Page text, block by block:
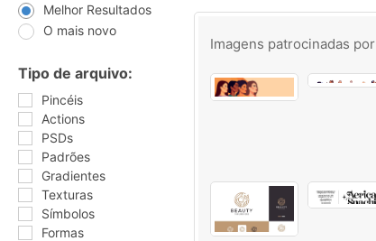
Melhor Resultados
O mais novo
Tipo de arquivo:
Pincéis
Actions
PSDs
Padrões
Gradientes
Texturas
Símbolos
Formas
Imagens patrocinadas por